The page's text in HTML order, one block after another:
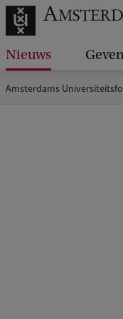
Nieuws Geven
Amsterdams